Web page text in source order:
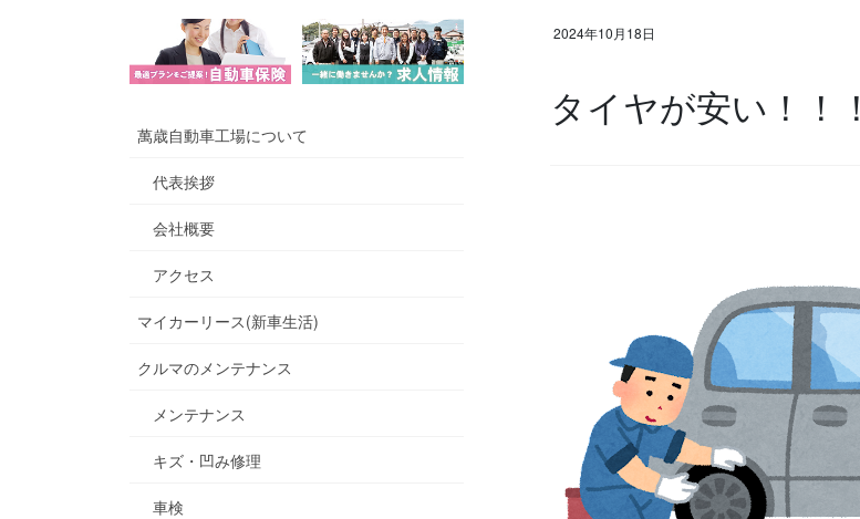
2024年10月18日
タイヤが安い！！！
萬歳自動車工場について
代表挨拶
会社概要
アクセス
マイカーリース(新車生活)
クルマのメンテナンス
メンテナンス
キズ・凹み修理
車検